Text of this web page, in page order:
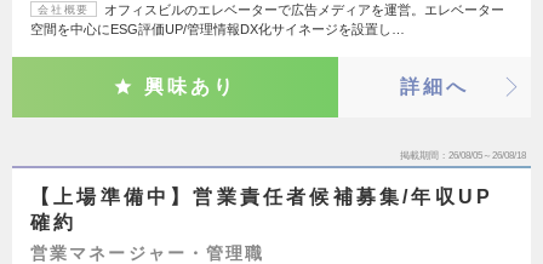
会社概要
オフィスビルのエレベーターで広告メディアを運営。エレベーター
空間を中心にESG評価UP/管理情報DX化サイネージを設置し…
興味あり 詳細へ
掲載期間 26/08/05～26/08/18
【上場準備中】営業責任者候補募集/年収UP
確約
営業マネージャー・管理職